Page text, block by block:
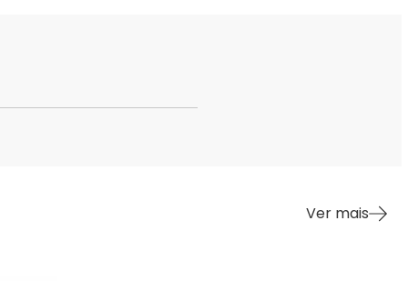
Ver mais